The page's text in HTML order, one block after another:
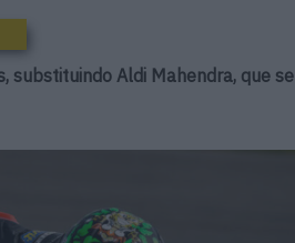
substituindo Aldi Mahendra, que se